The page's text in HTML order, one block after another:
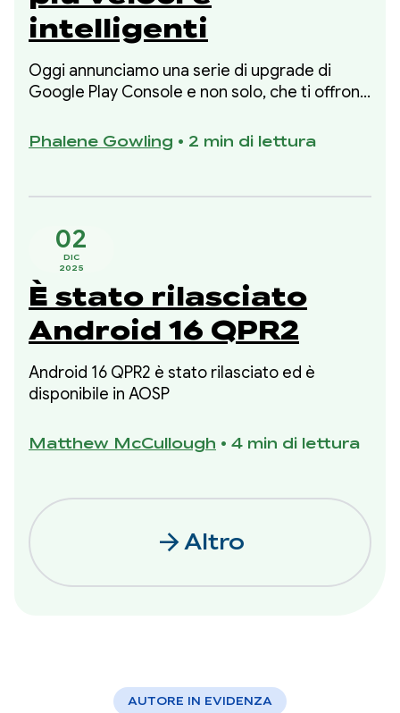
intelligenti
Oggi annunciamo una serie di upgrade di
Google Play Console e non solo, che ti offrono
finanziario e passaggi specifici basati sui dati
Phalene Gowling • 2 min di lettura
02
DIC
2025
È stato rilasciato
Android 16 QPR2
Android 16 QPR2 è stato rilasciato ed è
disponibile in AOSP
Matthew McCullough • 4 min di lettura
arrow_forwardAltro
AUTORE IN EVIDENZA